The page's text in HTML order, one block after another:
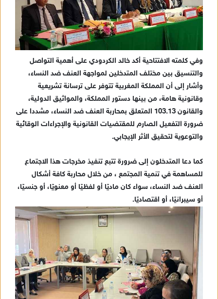
وفي كلمته الافتتاحية أكد خالد الكردودي على أهمية التواصل
والتنسيق بين مختلف المتدخلين لمواجهة العنف ضد النساء،
وأشار إلى أن المملكة المغربية تتوفر على ترسانة تشريعية
وقانونية هامة، من بينها دستور المملكة، والمواثيق الدولية،
والقانون 103.13 المتعلق بمحاربة العنف ضد النساء، مشددا على
ضرورة التفعيل الصارم للمقتضيات القانونية والإجراءات الوقائية
والتوعوية لتحقيق الأثر الإيجابي.
كما دعا المتدخلون إلى ضرورة تتبع تنفيذ مخرجات هذا الاجتماع
للمساهمة في تنمية المجتمع ، من خلال محاربة كافة أشكال
العنف ضد النساء، سواء كان ماديًا أو لفظيًا أو معنويًا، أو جنسيًا،
أو سيبرانيًا، أو اقتصاديًا.